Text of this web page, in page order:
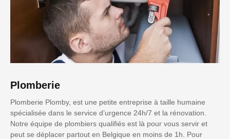
Plomberie
Plomberie Plomby, est une petite entreprise à taille humaine
spécialisée dans le service d’urgence 24h/7 et la rénovation.
Notre équipe de plombiers qualifiés est là pour vous servir et
peut se déplacer partout en Belgique en moins de 1h. Pour